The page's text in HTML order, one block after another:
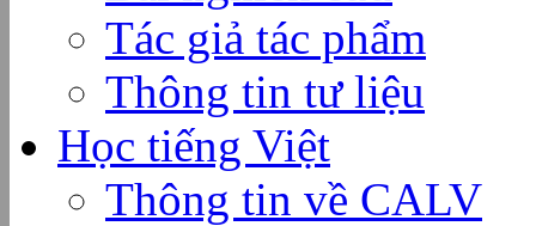
Tác giả tác phẩm
Thông tin tư liệu
Học tiếng Việt
Thông tin về CALV